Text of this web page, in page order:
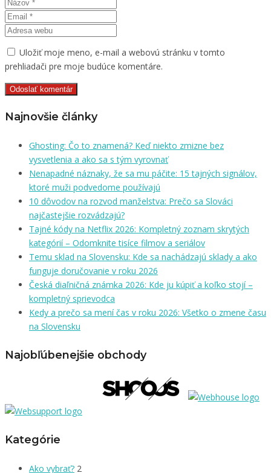
Uložiť moje meno, e-mail a webovú stránku v tomto
prehliadači pre moje budúce komentáre.
Najnovšie články
Ghosting: Čo to znamená? Keď niekto zmizne bez
vysvetlenia a ako sa s tým vyrovnať
Nenapadné náznaky, že sa mu páčite: 15 tajných signálov,
ktoré muži podvedome používajú
10 dôvodov na rozvod manželstva: Prečo sa Slováci
najčastejšie rozvádzajú?
Tajné kódy na Netflix 2026: Kompletný zoznam skrytých
kategórií – Odomknite tisíce filmov a seriálov
Temu sklad na Slovensku: Kde sa nachádzajú sklady a ako
funguje doručovanie v roku 2026
Česká diaľničná známka 2026: Kde ju kúpiť a koľko stojí –
kompletný sprievodca
Kedy a prečo sa mení čas v roku 2026: Všetko o zmene času
na Slovensku
Najobľúbenejšie obchody
Kategórie
Ako vybrať? 2